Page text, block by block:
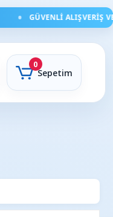
GÜVENLI ALIŞVERIŞ VE
0
Sepetim